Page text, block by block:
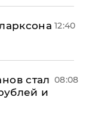
12:40
стал
и
08:08